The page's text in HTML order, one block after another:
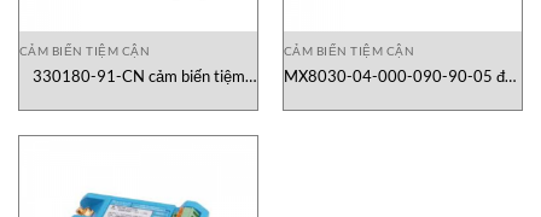
CẢM BIẾN TIỆM CẬN
330180-91-CN cảm biến tiệm
CẢM BIẾN TIỆM CẬN
MX8030-04-000-090-90-05 đầu